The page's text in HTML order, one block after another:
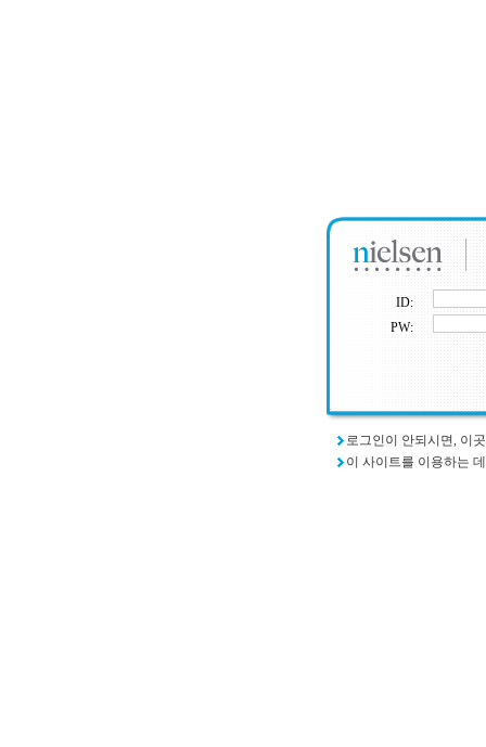
ID:
PW:
로그인이 안되시면, 이
이 사이트를 이용하는